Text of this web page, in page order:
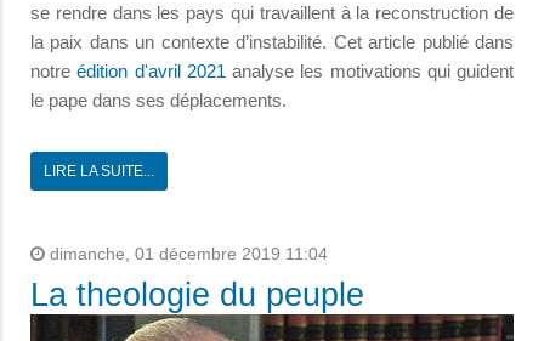
se rendre dans les pays qui travaillent à la reconstruction de
la paix dans un contexte d’instabilité. Cet article publié dans
notreédition d'avril 2021 analyse les motivations qui guident
le pape dans ses déplacements.
LIRE LA SUITE...
dimanche, 01 décembre 2019 11:04
La theologie du peuple